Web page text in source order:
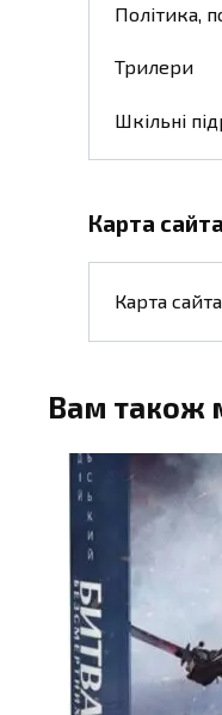
Політика,
Трилери
Шкільні
Карта сайта
Карта сайта
Вам також